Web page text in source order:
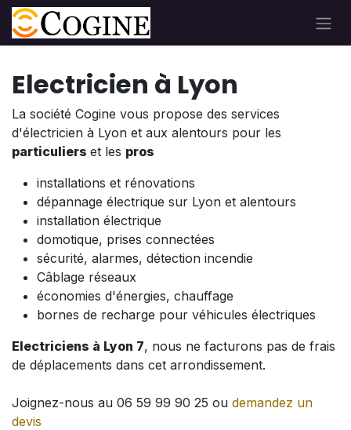
Se rendre au contenu
Electricien à Lyon
La société Cogine vous propose des services
d'électricien à Lyon et aux alentours pour les
particuliers et les pros
installations et rénovations
dépannage électrique sur Lyon et alentours
installation électrique
domotique, prises connectées
sécurité, alarmes, détection incendie
Câblage réseaux
économies d'énergies, chauffage
bornes de recharge pour véhicules électriques
Electriciens à Lyon 7, nous ne facturons pas de frais
de déplacements dans cet arrondissement.
Joignez-nous au 06 59 99 90 25 ou demandez un
devis